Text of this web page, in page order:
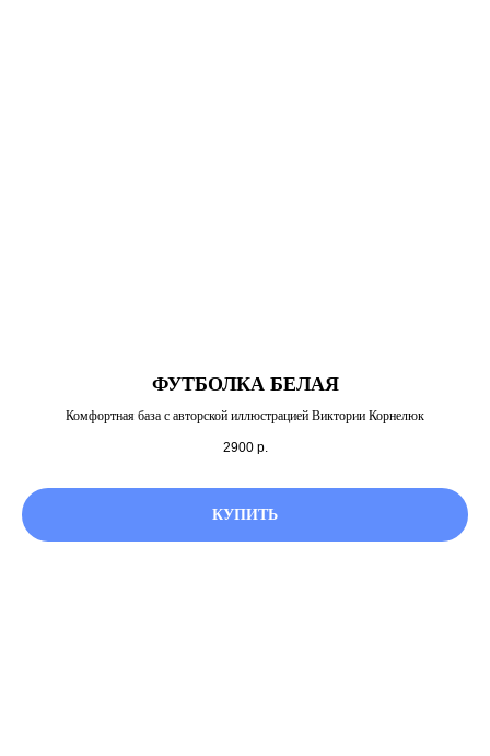
ФУТБОЛКА БЕЛАЯ
Комфортная база с авторской иллюстрацией Виктории Корнелюк
2900 р.
КУПИТЬ